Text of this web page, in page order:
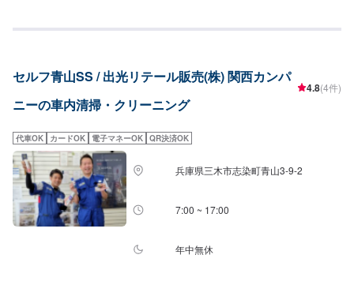
セルフ青山SS / 出光リテール販売(株) 関西カンパ
ニーの車内清掃・クリーニング
4.8(4件)
代車OK カードOK 電子マネーOK QR決済OK
兵庫県三木市志染町青山3-9-2
7:00 ~ 17:00
年中無休